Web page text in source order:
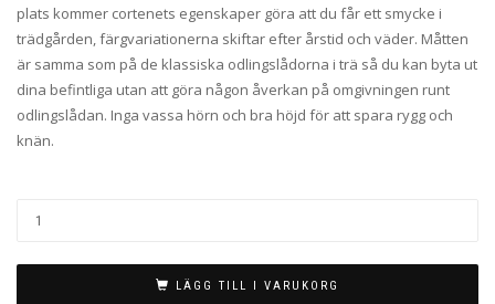
plats kommer cortenets egenskaper göra att du får ett smycke i
trädgården, färgvariationerna skiftar efter årstid och väder. Måtten
är samma som på de klassiska odlingslådorna i trä så du kan byta ut
dina befintliga utan att göra någon åverkan på omgivningen runt
odlingslådan. Inga vassa hörn och bra höjd för att spara rygg och
knän.
LÄGG TILL I VARUKORG